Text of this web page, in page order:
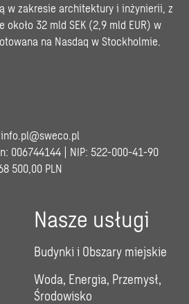
w zakresie architektury i inżynierii, z
około 32 mld SEK (2,9 mld EUR) w
na Nasdaq w Stockholmie.
info.pl@sweco.pl
006744144 | NIP: 522-000-41-90
500,00 PLN
Nasze usługi
Budynki i Obszary miejskie
Woda, Energia, Przemysł,
Środowisko